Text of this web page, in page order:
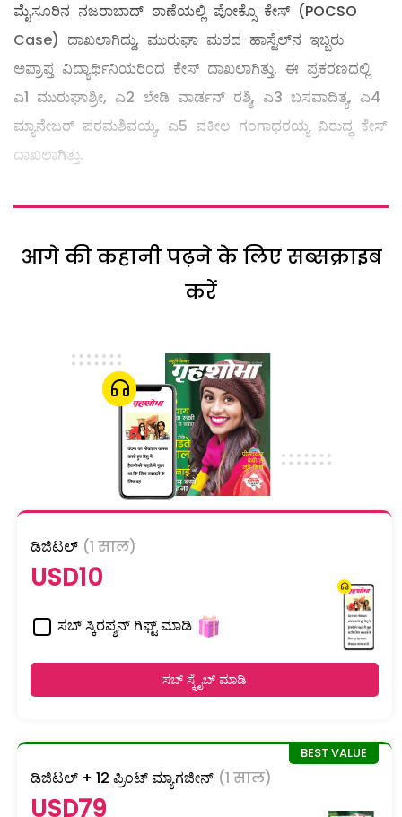
ಮೈಸೂರಿನ ನಜರಾಬಾದ್ ಠಾಣೆಯಲ್ಲಿ ಪೋಕ್ಸೊ ಕೇಸ್ (POCSO
Case) ದಾಖಲಾಗಿದ್ದು, ಮುರುಘಾ ಮಠದ ಹಾಸ್ಟೆಲ್‌ನ ಇಬ್ಬರು
ಅಪ್ರಾಪ್ತ ವಿದ್ಯಾರ್ಥಿನಿಯರಿಂದ ಕೇಸ್ ದಾಖಲಾಗಿತ್ತು. ಈ ಪ್ರಕರಣದಲ್ಲಿ
ಎ1 ಮುರುಘಾಶ್ರೀ, ಎ2 ಲೇಡಿ ವಾರ್ಡನ್ ರಶ್ಮಿ, ಎ3 ಬಸವಾದಿತ್ಯ, ಎ4
ಮ್ಯಾನೇಜರ್ ಪರಮಶಿವಯ್ಯ, ಎ5 ವಕೀಲ ಗಂಗಾಧರಯ್ಯ ವಿರುದ್ಧ ಕೇಸ್
ದಾಖಲಾಗಿತ್ತು.
आगे की कहानी पढ़ने के लिए सब्सक्राइब
करें
ಡಿಜಿಟಲ್ (1 साल)
USD10
ಸಬ್ ಸ್ಕಿರಪ್ಶನ್ ಗಿಫ್ಟ್ ಮಾಡಿ
ಸಬ್ ಸ್ಕ್ರೈಬ್ ಮಾಡಿ
ಡಿಜಿಟಲ್ + 12 ಪ್ರಿಂಟ್ ಮ್ಯಾಗಜೀನ್ (1 साल)
USD79